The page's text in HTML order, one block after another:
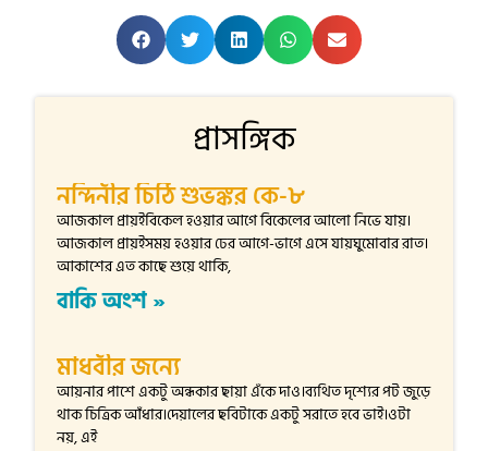
প্রাসঙ্গিক
নন্দিনীর চিঠি শুভঙ্কর কে-৮
আজকাল প্রায়ইবিকেল হওয়ার আগে বিকেলের আলো নিভে যায়।
আজকাল প্রায়ইসময় হওয়ার ঢের আগে-ভাগে এসে যায়ঘুমোবার রাত।
আকাশের এত কাছে শুয়ে থাকি,
বাকি অংশ »
মাধবীর জন্যে
আয়নার পাশে একটু অন্ধকার ছায়া এঁকে দাও।ব্যথিত দৃশ্যের পট জুড়ে
থাক চিত্রিক আঁধার।দেয়ালের ছবিটাকে একটু সরাতে হবে ভাই।ওটা
নয়, এই